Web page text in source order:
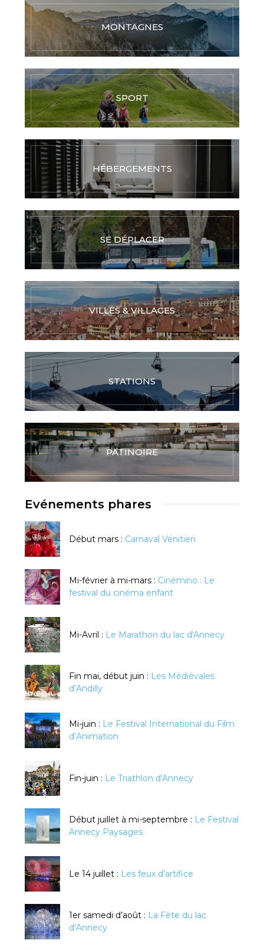
MONTAGNES
SPORT
HÉBERGEMENTS
SE DÉPLACER
VILLES & VILLAGES
STATIONS
PATINOIRE
Evénements phares
Début mars : Carnaval Vénitien
Mi-février à mi-mars : Cinémino : Le
festival du cinéma enfant
Mi-Avril : Le Marathon du lac d'Annecy
Fin mai, début juin : Les Médiévales
d’Andilly
Mi-juin : Le Festival International du Film
d’Animation
Fin-juin : Le Triathlon d'Annecy
Début juillet à mi-septembre : Le Festival
Annecy Paysages
Le 14 juillet : Les feux d’artifice
1er samedi d’août : La Fête du lac
d’Annecy